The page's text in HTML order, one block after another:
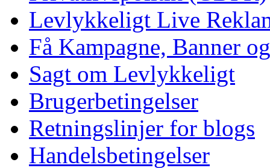
Levlykkeligt Live
Få Kampagne, Banner
Sagt om Levlykkeligt
Brugerbetingelser
Retningslinjer for blogs
Handelsbetingelser